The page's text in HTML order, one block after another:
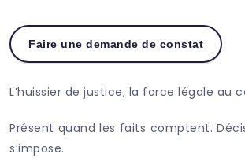
Faire une demande de constat
L’huissier de justice, la force légale au
Présent quand les faits comptent.
s’impose.